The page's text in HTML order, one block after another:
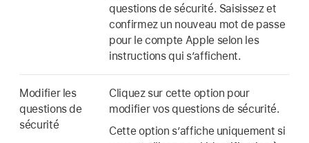
questions de sécurité. Saisissez et
confirmez un nouveau mot de passe
pour le compte Apple selon les
instructions qui s’affichent.
Modifier les
questions de
sécurité
Cliquez sur cette option pour
modifier vos questions de sécurité.
Cette option s’affiche uniquement si